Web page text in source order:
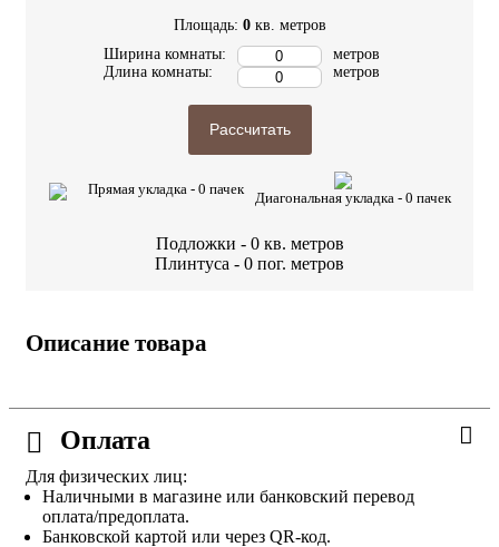
Площадь: 0 кв. метров
Ширина комнаты:
Длина комнаты:
метров
метров
Рассчитать
Прямая укладка - 0 пачек
Диагональная укладка - 0 пачек
Подложки - 0 кв. метров
Плинтуса - 0 пог. метров
Описание товара
Оплата
Для физических лиц:
Наличными в магазине или банковский перевод
оплата/предоплата.
Банковской картой или через QR-код.